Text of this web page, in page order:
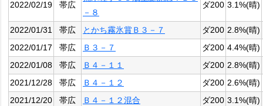
2022/02/19 帯広
－８
ダ200 3.1%(晴)
2022/01/31 帯広 とかち霧氷賞Ｂ３－７ ダ200 2.8%(晴)
2022/01/17
帯広 Ｂ３－７ ダ200 4.4%(晴)
2022/01/08
帯広 Ｂ４－１１ ダ200 2.8%(晴)
2021/12/28
帯広 Ｂ４－１２ ダ200 2.6%(晴)
2021/12/20
帯広 Ｂ４－１２混合 ダ200 3.1%(晴)